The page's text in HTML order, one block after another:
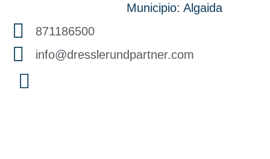
Municipio: Algaida
871186500
info@dresslerundpartner.com